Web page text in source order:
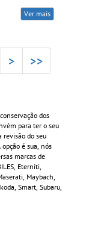
Ver mais
> >>
dos
para ter o seu
revisão do seu
é sua, nós
marcas de
Eterniti,
Maybach,
Smart, Subaru,